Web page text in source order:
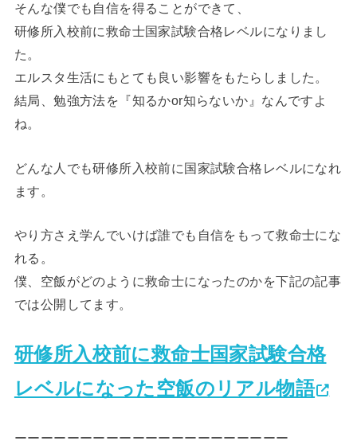
そんな僕でも自信を得ることができて、
研修所入校前に救命士国家試験合格レベルになりまし
た。
エルスタ生活にもとても良い影響をもたらしました。
結局、勉強方法を『知るかor知らないか』なんですよ
ね。
どんな人でも研修所入校前に国家試験合格レベルになれ
ます。
やり方さえ学んでいけば誰でも自信をもって救命士にな
れる。
僕、空飯がどのように救命士になったのかを下記の記事
では公開してます。
研修所入校前に救命士国家試験合格
レベルになった空飯のリアル物語
ーーーーーーーーーーーーーーーーーーーーー